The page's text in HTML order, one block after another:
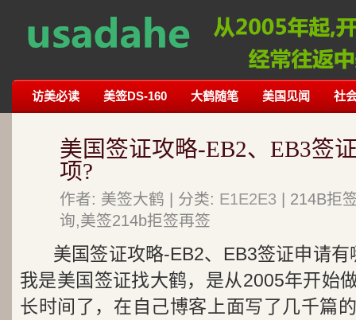
访美必读 美签DS-160 大鹤随笔 美国见闻 社
美国签证攻略-EB2、EB3签
项?
作者: 美签大鹤 | 分类: E1E2E3 | 214B拒
询,美签214b拒签再签
美国签证攻略-EB2、EB3签证申请
我是美国签证找大鹤，是从2005年开始
长时间了，在自己博客上面写了几千篇